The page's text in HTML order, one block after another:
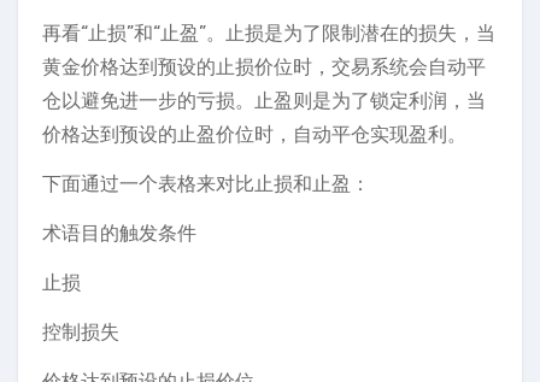
再看“止损”和“止盈”。止损是为了限制潜在的损失，当
黄金价格达到预设的止损价位时，交易系统会自动平
仓以避免进一步的亏损。止盈则是为了锁定利润，当
价格达到预设的止盈价位时，自动平仓实现盈利。
下面通过一个表格来对比止损和止盈：
术语目的触发条件
止损
控制损失